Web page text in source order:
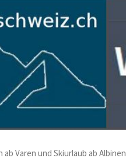
Varen und Skiurlaub ab Albinen